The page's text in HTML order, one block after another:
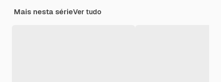
Mais nesta sérieVer tudo